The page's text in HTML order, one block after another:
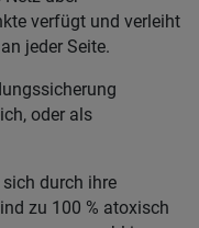
verfügt und verleiht
jeder Seite.
oder als
sich durch ihre
zu 100 % atoxisch